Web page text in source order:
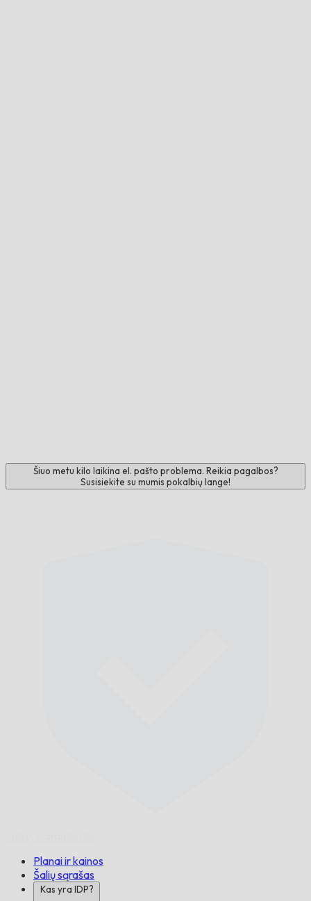
Šiuo metu kilo laikina el. pašto problema. Reikia pagalbos?
Susisiekite su mumis pokalbių lange!
Planai ir kainos
Šalių sąrašas
Kas yra IDP?